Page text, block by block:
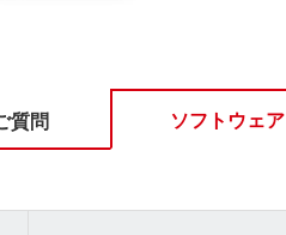
質問 ソフトウェア